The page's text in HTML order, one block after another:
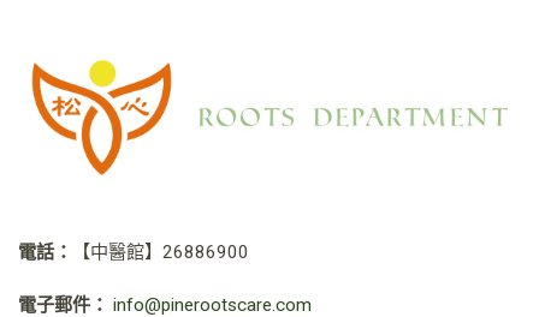
電話： 【中醫館】 26886900
電子郵件： info@pinerootscare.com